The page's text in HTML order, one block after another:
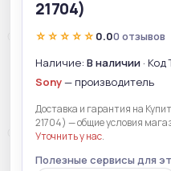
21704)
☆☆☆☆☆ 0.00 отзывов
Наличие: В наличии · Код
Sony— производитель
Доставка и гарантия на
21704) — общие условия
Уточнить у нас.
Полезные сервисы для